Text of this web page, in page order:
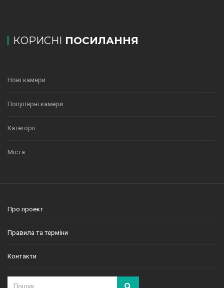
КОРИСНІ ПОСИЛАННЯ
Нові камери
Популярні камери
Категорії
Міста
Про проект
Правила та терміни
Контакти